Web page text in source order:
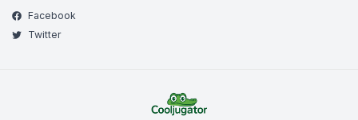
Facebook
Twitter